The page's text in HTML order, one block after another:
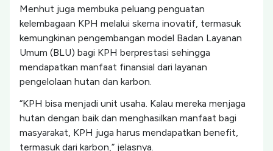
Menhut juga membuka peluang penguatan
kelembagaan KPH melalui skema inovatif, termasuk
kemungkinan pengembangan model Badan Layanan
Umum (BLU) bagi KPH berprestasi sehingga
mendapatkan manfaat finansial dari layanan
pengelolaan hutan dan karbon.
“KPH bisa menjadi unit usaha. Kalau mereka menjaga
hutan dengan baik dan menghasilkan manfaat bagi
masyarakat, KPH juga harus mendapatkan benefit,
termasuk dari karbon,” jelasnya.